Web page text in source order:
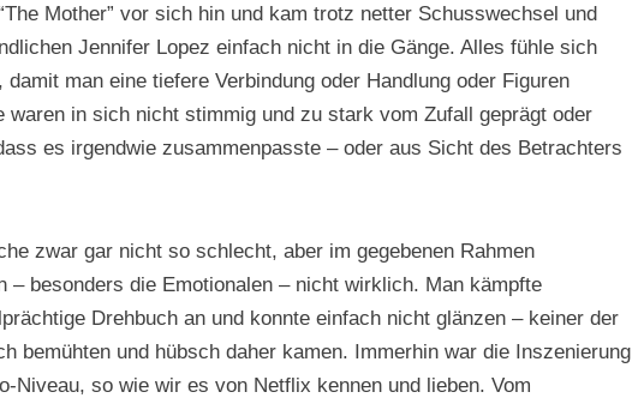
Mother” vor sich hin und kam trotz netter Schusswechsel und
Jennifer Lopez einfach nicht in die Gänge. Alles fühle sich
man eine tiefere Verbindung oder Handlung oder Figuren
waren in sich nicht stimmig und zu stark vom Zufall geprägt oder
es irgendwie zusammenpasste – oder aus Sicht des Betrachters
zwar gar nicht so schlecht, aber im gegebenen Rahmen
– besonders die Emotionalen – nicht wirklich. Man kämpfte
Drehbuch an und konnte einfach nicht glänzen – keiner der
bemühten und hübsch daher kamen. Immerhin war die Inszenierung
Niveau, so wie wir es von Netflix kennen und lieben. Vom